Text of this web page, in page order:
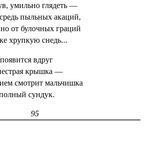
умильно глядеть —
пыльных акаций,
от булочных граций
хрупкую снедь...
вдруг
крышка —
смотрит мальчишка
сундук.
95